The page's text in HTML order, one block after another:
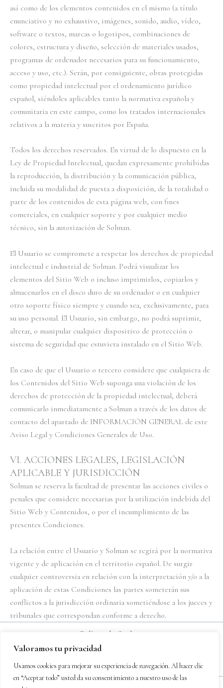
Valoramos tu privacidad
Usamos cookies para mejorar su experiencia de navegación. Al hacer clic
en “Aceptar todo” usted da su consentimiento a nuestro uso de las
así como de los elementos contenidos en el mismo (a título
enunciativo y no exhaustivo, imágenes, sonido, audio, vídeo,
software o textos, marcas o logotipos, combinaciones de
colores, estructura y diseño, selección de materiales usados,
programas de ordenador necesarios para su funcionamiento,
acceso y uso, etc.). Serán, por consiguiente, obras protegidas
como propiedad intelectual por el ordenamiento jurídico
español, siéndoles aplicables tanto la normativa española y
comunitaria en este campo, como los tratados internacionales
relativos a la materia y suscritos por España.
Todos los derechos reservados. En virtud de lo dispuesto en la
Ley de Propiedad Intelectual, quedan expresamente prohibidas
la reproducción, la distribución y la comunicación pública,
incluida su modalidad de puesta a disposición, de la totalidad o
parte de los contenidos de esta página web, con fines
comerciales, en cualquier soporte y por cualquier medio
técnico, sin la autorización de Solman.
El Usuario se compromete a respetar los derechos de propiedad
intelectual e industrial de Solman. Podrá visualizar los
elementos del Sitio Web o incluso imprimirlos, copiarlos y
almacenarlos en el disco duro de su ordenador o en cualquier
otro soporte físico siempre y cuando sea, exclusivamente, para
su uso personal. El Usuario, sin embargo, no podrá suprimir,
alterar, o manipular cualquier dispositivo de protección o
sistema de seguridad que estuviera instalado en el Sitio Web.
En caso de que el Usuario o tercero considere que cualquiera de
los Contenidos del Sitio Web suponga una violación de los
derechos de protección de la propiedad intelectual, deberá
comunicarlo inmediatamente a Solman a través de los datos de
contacto del apartado de INFORMACIÓN GENERAL de este
Aviso Legal y Condiciones Generales de Uso.
VI. ACCIONES LEGALES, LEGISLACIÓN
APLICABLE Y JURISDICCIÓN
Solman se reserva la facultad de presentar las acciones civiles o
penales que considere necesarias por la utilización indebida del
Sitio Web y Contenidos, o por el incumplimiento de las
presentes Condiciones.
La relación entre el Usuario y Solman se regirá por la normativa
vigente y de aplicación en el territorio español. De surgir
cualquier controversia en relación con la interpretación y/o a la
aplicación de estas Condiciones las partes someterán sus
conflictos a la jurisdicción ordinaria sometiéndose a los jueces y
tribunales que correspondan conforme a derecho.
Política de Cookies
Política de privacidad